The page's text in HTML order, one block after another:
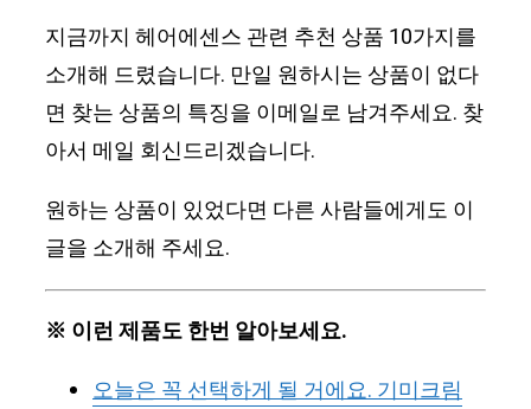
지금까지 헤어에센스 관련 추천 상품 10가지를
소개해 드렸습니다. 만일 원하시는 상품이 없다
면 찾는 상품의 특징을 이메일로 남겨주세요. 찾
아서 메일 회신드리겠습니다.
원하는 상품이 있었다면 다른 사람들에게도 이
글을 소개해 주세요.
※ 이런 제품도 한번 알아보세요.
오늘은 꼭 선택하게 될 거에요. 기미크림